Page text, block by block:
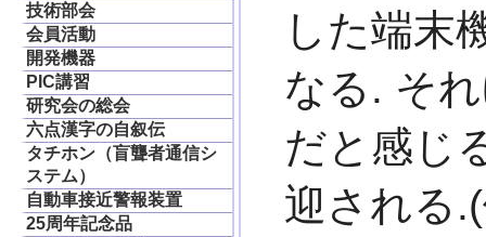
技術部会
会員活動
開発機器
PIC講習
研究会の総会
六点漢字の自叙伝
タチホン（盲聾者通信シ
ステム）
自動車接近警報装置
25周年記念品
した端末
なる. そ
だと感じ
迎される